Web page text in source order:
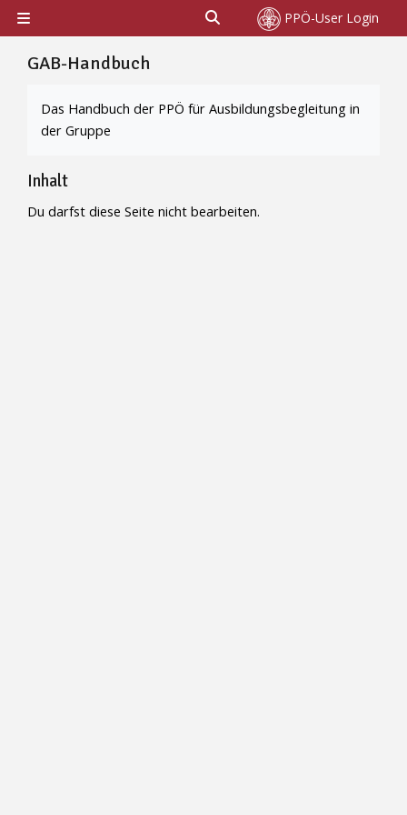
Zum Hauptinhalt
Website-Übersicht
Sucheingabe umschalten
PPÖ-User Login
GAB-Handbuch
Das Handbuch der PPÖ für Ausbildungsbegleitung in
der Gruppe
Inhalt
Du darfst diese Seite nicht bearbeiten.